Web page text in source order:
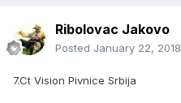
Ribolovac Jakovo
Posted January 22, 2018
7.Ct Vision Pivnice Srbija